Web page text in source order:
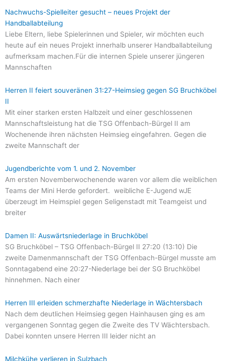
Nachwuchs-Spielleiter gesucht – neues Projekt der
Handballabteilung
Liebe Eltern, liebe Spielerinnen und Spieler, wir möchten euch
heute auf ein neues Projekt innerhalb unserer Handballabteilung
aufmerksam machen.Für die internen Spiele unserer jüngeren
Mannschaften
Herren II feiert souveränen 31:27-Heimsieg gegen SG Bruchköbel
II
Mit einer starken ersten Halbzeit und einer geschlossenen
Mannschaftsleistung hat die TSG Offenbach-Bürgel II am
Wochenende ihren nächsten Heimsieg eingefahren. Gegen die
zweite Mannschaft der
Jugendberichte vom 1. und 2. November
Am ersten Novemberwochenende waren vor allem die weiblichen
Teams der Mini Herde gefordert. weibliche E-Jugend wJE
überzeugt im Heimspiel gegen Seligenstadt mit Teamgeist und
breiter
Damen II: Auswärtsniederlage in Bruchköbel
SG Bruchköbel – TSG Offenbach-Bürgel II 27:20 (13:10) Die
zweite Damenmannschaft der TSG Offenbach-Bürgel musste am
Sonntagabend eine 20:27-Niederlage bei der SG Bruchköbel
hinnehmen. Nach einer
Herren III erleiden schmerzhafte Niederlage in Wächtersbach
Nach dem deutlichen Heimsieg gegen Hainhausen ging es am
vergangenen Sonntag gegen die Zweite des TV Wächtersbach.
Dabei konnten unsere Herren III leider nicht an
Milchkühe verlieren in Sulzbach